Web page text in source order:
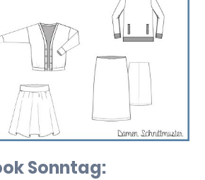
Sonntag: